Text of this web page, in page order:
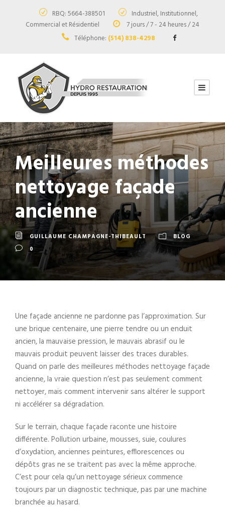
RBQ: 5664-388501
Industriel, Institutionnel,
Commercial et Résidentiel
7 jours / 7 - 24 heures / 24
Téléphone: (514) 838-4298
Meilleures méthodes
nettoyage façade
ancienne
GUILLAUME CHAMPAGNE-THIBEAULT
BLOG
0
Une façade ancienne ne pardonne pas l’approximation. Sur
une brique centenaire, une pierre tendre ou un enduit
ancien, la mauvaise pression, le mauvais abrasif ou le
mauvais produit peuvent laisser des traces durables.
Quand on parle des meilleures méthodes nettoyage façade
ancienne, la vraie question n’est pas seulement comment
nettoyer, mais comment intervenir sans altérer le support
ni accélérer sa dégradation.
Sur le terrain, chaque façade raconte une histoire
différente. Pollution urbaine, mousses, suie, coulures
d’oxydation, anciennes peintures, efflorescences ou
dépôts gras ne se traitent pas avec la même approche.
C’est pour cela qu’un nettoyage sérieux commence
toujours par un diagnostic technique, pas par une machine
branchée au hasard.